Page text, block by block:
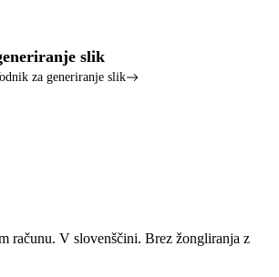
slik
za generiranje slik
računu. V slovenščini. Brez žongliranja z